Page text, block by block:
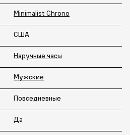
Minimalist Chrono
США
Наручные часы
Мужские
Повседневные
Да